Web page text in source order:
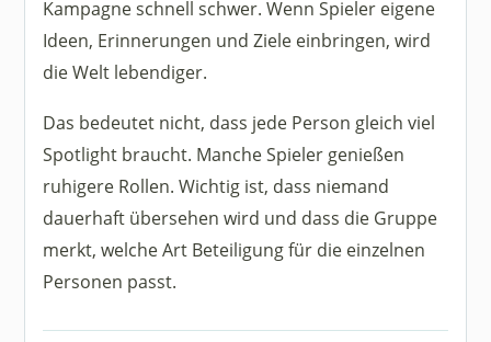
Kampagne schnell schwer. Wenn Spieler eigene
Ideen, Erinnerungen und Ziele einbringen, wird
die Welt lebendiger.
Das bedeutet nicht, dass jede Person gleich viel
Spotlight braucht. Manche Spieler genießen
ruhigere Rollen. Wichtig ist, dass niemand
dauerhaft übersehen wird und dass die Gruppe
merkt, welche Art Beteiligung für die einzelnen
Personen passt.